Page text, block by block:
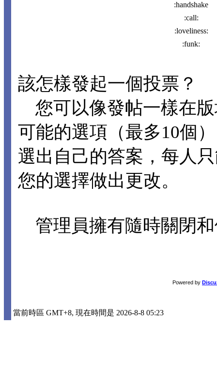
:handshake
:call:
:loveliness:
:funk:
該怎樣發起一個投票？
您可以像發帖一樣在
可能的選項（最多10個
選出自己的答案，每人
您的選擇做出更改。
管理員擁有隨時關閉
Powered by
當前時區 GMT+8, 現在時間是 2026-8-8 05:23